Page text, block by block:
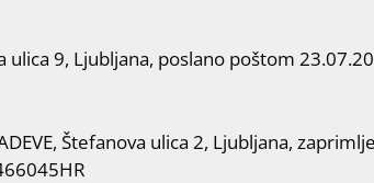
ulica 9, Ljubljana, poslano poštom
Štefanova ulica 2, Ljubljana,